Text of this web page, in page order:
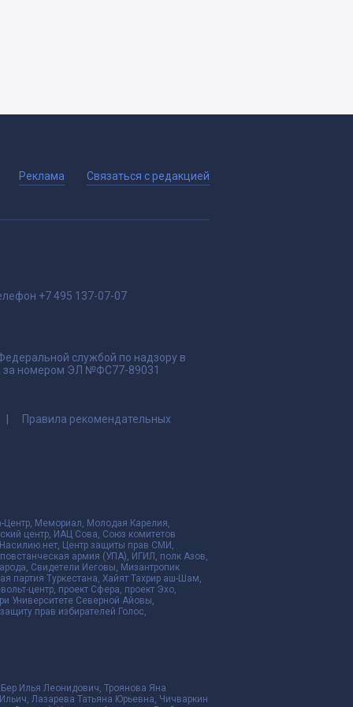
Реклама Связаться с редакцией
+7 495 137-07-07
службой по надзору в
за номером ЭЛ №ФС77-89031
Правила рекомендательных
Центр, Мемориал, Молодая Карелия,
центр, ИАЦ Сова, Союз комитетов
Центр защиты прав СМИ,
армия (УПА), ИГИЛ, полк Азов,
Свидетели Иеговы, Мизантропик
партия Туркестана, Хайят Тахрир аш-Шам,
центр, проект Сфера, проект Эхо,
Университете Северной Айовы,
прав избирателей Голос,
Илья Леонидович, Троянова Яна
Лазарева Татьяна Юрьевна, Чичваркин